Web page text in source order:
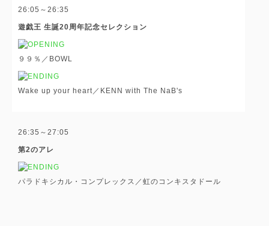
26:05～26:35
遊戯王 生誕20周年記念セレクション
９９％／BOWL
Wake up your heart／KENN with The NaB's
26:35～27:05
第2のアレ
パラドキシカル・コンプレックス／虹のコンキスタドール